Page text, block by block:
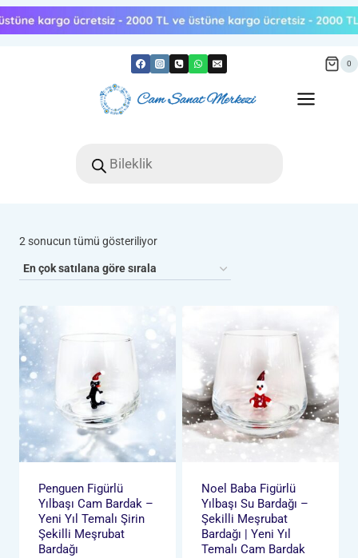
Skip
to
0
search
2 sonucun tümü gösteriliyorPopülerliğe
Penguen Figürlü
Yılbaşı Cam Bardak –
Yeni Yıl Temalı Şirin
Şekilli Meşrubat
Bardağı
Noel Baba Figürlü
Yılbaşı Su Bardağı –
Şekilli Meşrubat
Bardağı | Yeni Yıl
Temalı Cam Bardak